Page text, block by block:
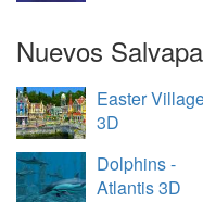
Nuevos
Easter
3D
Dolphins -
Atlantis 3D